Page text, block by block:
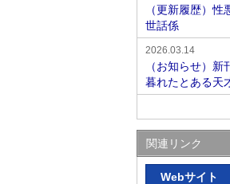
（更新履歴）
世話係
2026.03.14
（お知らせ）
暮れたとある天
関連リンク
Webサイト